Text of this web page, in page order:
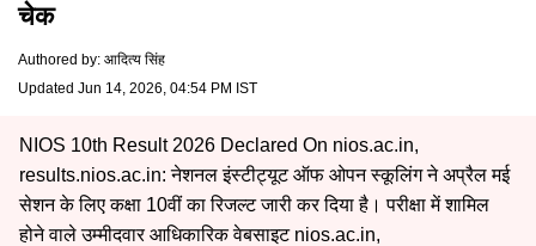
चेक
Authored by: आदित्य सिंह
Updated Jun 14, 2026, 04:54 PM IST
NIOS 10th Result 2026 Declared On nios.ac.in,
results.nios.ac.in: नेशनल इंस्टीट्यूट ऑफ ओपन स्कूलिंग ने अप्रैल मई
सेशन के लिए कक्षा 10वीं का रिजल्ट जारी कर दिया है। परीक्षा में शामिल
होने वाले उम्मीदवार आधिकारिक वेबसाइट nios.ac.in,